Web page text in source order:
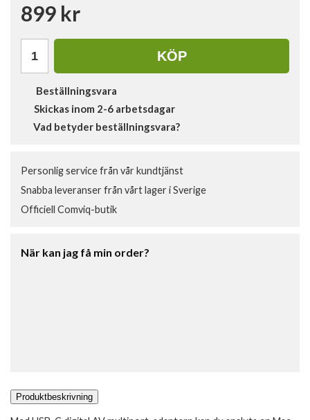
899 kr
KÖP
Beställningsvara
Skickas inom 2-6 arbetsdagar
Vad betyder beställningsvara?
Personlig service från vår kundtjänst
Snabba leveranser från vårt lager i Sverige
Officiell Comviq-butik
När kan jag få min order?
Produktbeskrivning